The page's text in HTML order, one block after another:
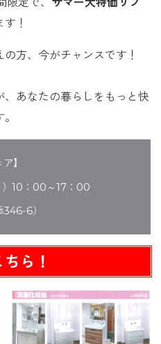
！
方、今がチャンスです！
あなたの暮らしをもっと快
】
）10：00～17：00
6）
ら！